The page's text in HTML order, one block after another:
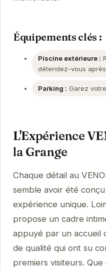
Équipements clés :
Piscine extérieure :
détendez-vous
Parking : Garez
L'Expérience
la Grange
Chaque détail au
semble avoir été
expérience unique.
propose un cadre
appuyé par un accueil
de qualité qui ont su
premiers visiteurs.